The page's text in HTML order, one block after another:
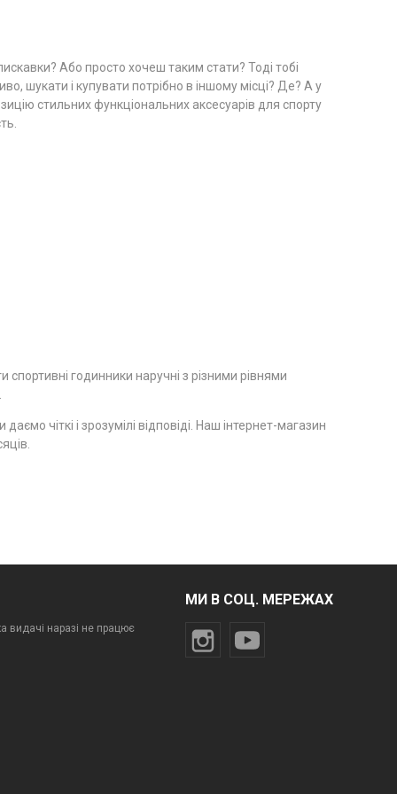
Або просто хочеш таким стати? Тоді тобі
шукати і купувати потрібно в іншому місці? Де? А у
стильних функціональних аксесуарів для спорту
годинники наручні з різними рівнями
чіткі і зрозумілі відповіді. Наш інтернет-магазин
видачі наразі не працює
МИ В СОЦ. МЕРЕЖАХ